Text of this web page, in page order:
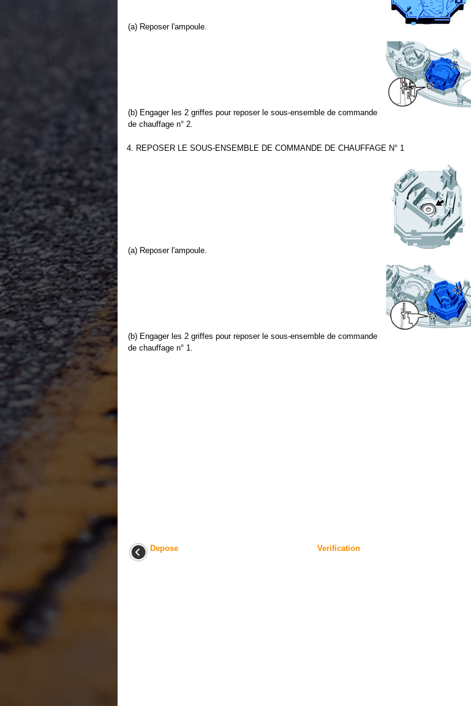
(a) Reposer l'ampoule.
(b) Engager les 2 griffes pour reposer le sous-ensemble de commande
de chauffage n° 2.
4. REPOSER LE SOUS-ENSEMBLE DE COMMANDE DE CHAUFFAGE N° 1
(a) Reposer l'ampoule.
(b) Engager les 2 griffes pour reposer le sous-ensemble de commande
de chauffage n° 1.
Depose Verification